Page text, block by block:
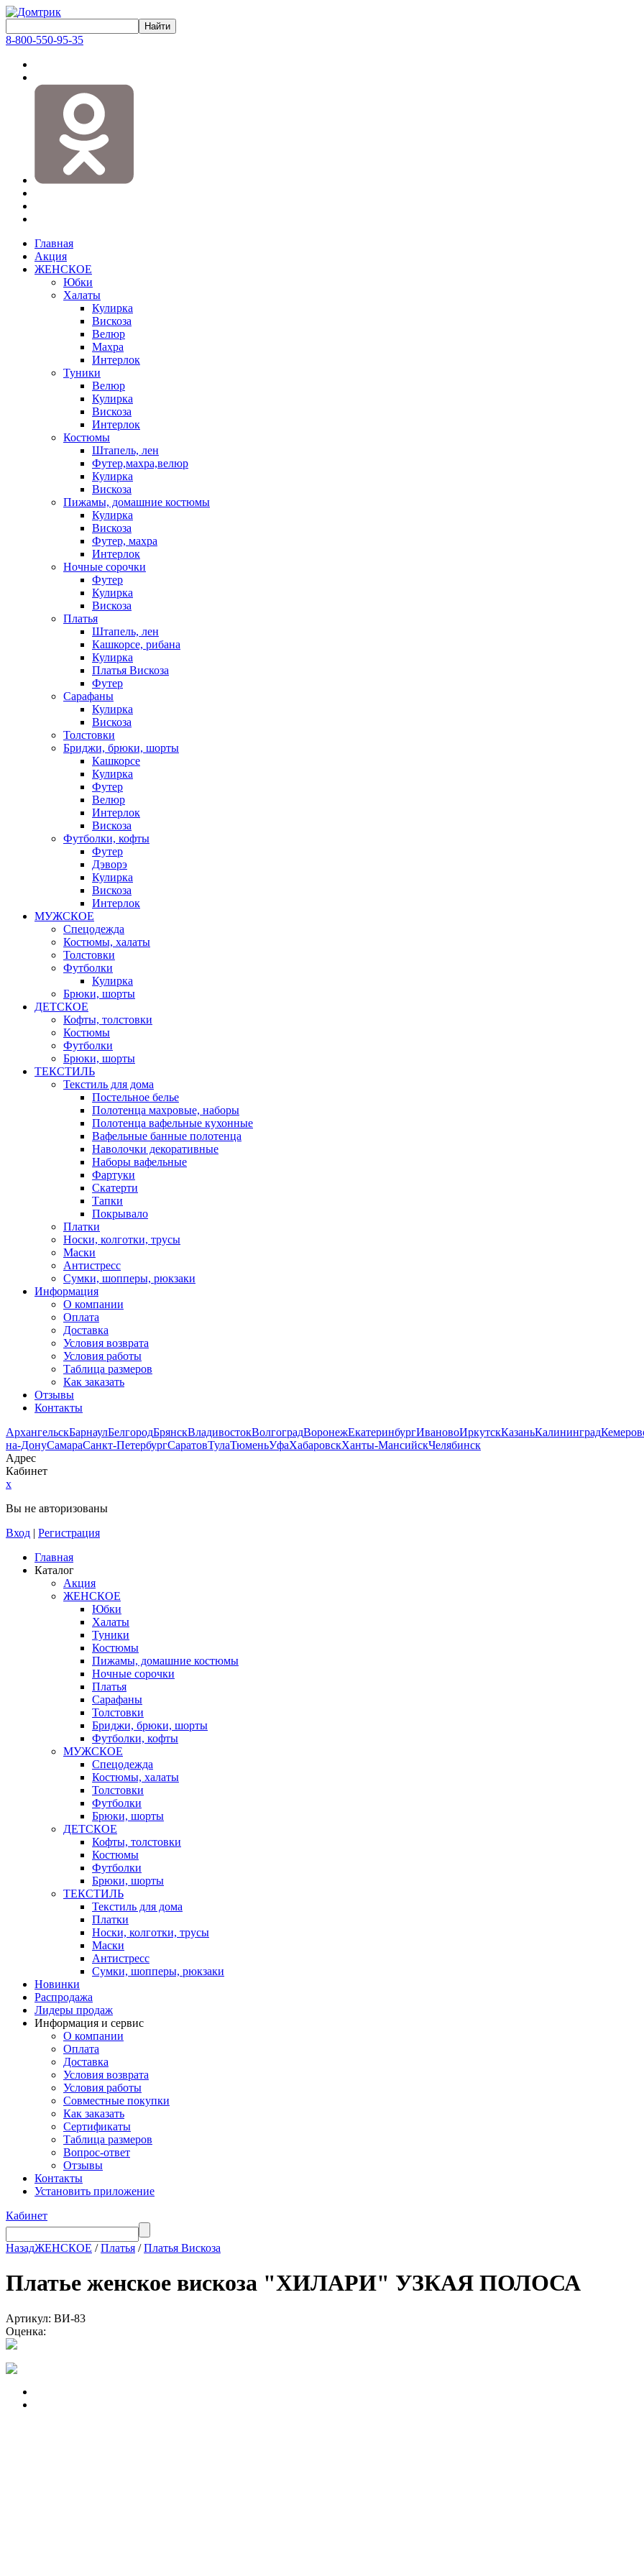
8-800-550-95-35
Главная
Акция
ЖЕНСКОЕ
Юбки
Халаты
Кулирка
Вискоза
Велюр
Махра
Интерлок
Туники
Велюр
Кулирка
Вискоза
Интерлок
Костюмы
Штапель, лен
Футер,махра,велюр
Кулирка
Вискоза
Пижамы, домашние костюмы
Кулирка
Вискоза
Футер, махра
Интерлок
Ночные сорочки
Футер
Кулирка
Вискоза
Платья
Штапель, лен
Кашкорсе, рибана
Кулирка
Платья Вискоза
Футер
Сарафаны
Кулирка
Вискоза
Толстовки
Бриджи, брюки, шорты
Кашкорсе
Кулирка
Футер
Велюр
Интерлок
Вискоза
Футболки, кофты
Футер
Дэворэ
Кулирка
Вискоза
Интерлок
МУЖСКОЕ
Спецодежда
Костюмы, халаты
Толстовки
Футболки
Кулирка
Брюки, шорты
ДЕТСКОЕ
Кофты, толстовки
Костюмы
Футболки
Брюки, шорты
ТЕКСТИЛЬ
Текстиль для дома
Постельное белье
Полотенца махровые, наборы
Полотенца вафельные кухонные
Вафельные банные полотенца
Наволочки декоративные
Наборы вафельные
Фартуки
Скатерти
Тапки
Покрывало
Платки
Носки, колготки, трусы
Маски
Антистресс
Сумки, шопперы, рюкзаки
Информация
О компании
Оплата
Доставка
Условия возврата
Условия работы
Таблица размеров
Как заказать
Отзывы
Контакты
АрхангельскБарнаулБелгородБрянскВладивостокВолгоградВоронежЕкатеринбургИвановоИркутскКазаньКалининград
на-ДонуСамараСанкт-ПетербургСаратовТулаТюменьУфаХабаровскХанты-МансийскЧелябинск
Адрес
Кабинет
x
Вы не авторизованы
Вход | Регистрация
Главная
Каталог
Акция
ЖЕНСКОЕ
Юбки
Халаты
Туники
Костюмы
Пижамы, домашние костюмы
Ночные сорочки
Платья
Сарафаны
Толстовки
Бриджи, брюки, шорты
Футболки, кофты
МУЖСКОЕ
Спецодежда
Костюмы, халаты
Толстовки
Футболки
Брюки, шорты
ДЕТСКОЕ
Кофты, толстовки
Костюмы
Футболки
Брюки, шорты
ТЕКСТИЛЬ
Текстиль для дома
Платки
Носки, колготки, трусы
Маски
Антистресс
Сумки, шопперы, рюкзаки
Новинки
Распродажа
Лидеры продаж
Информация и сервис
О компании
Оплата
Доставка
Условия возврата
Условия работы
Совместные покупки
Как заказать
Сертификаты
Таблица размеров
Вопрос-ответ
Отзывы
Контакты
Установить приложение
Кабинет
НазадЖЕНСКОЕ /Платья /Платья Вискоза
Платье женское вискоза "ХИЛАРИ" УЗКАЯ ПОЛОСА
Артикул: ВИ-83
Оценка: